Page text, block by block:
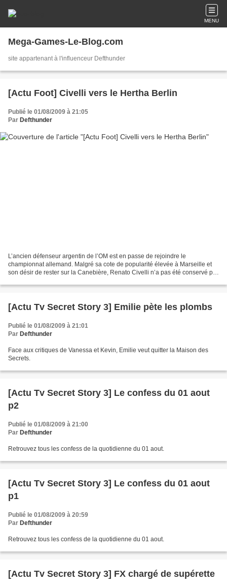
MENU
Mega-Games-Le-Blog.com
site appartenant à l'influenceur Defthunder
[Actu Foot] Civelli vers le Hertha Berlin
Publié le 01/08/2009 à 21:05
Par Defthunder
L’ancien défenseur argentin de l’OM est en passe de rejoindre le
championnat allemand. Malgré sa cote de popularité élevée à Marseille et
son désir de rester sur la Canebière, Renato Civelli n’a pas été conservé par
[Actu Tv Secret Story 3] Emilie pète les plombs
Publié le 01/08/2009 à 21:01
Par Defthunder
Face aux critiques de Vanessa et Kevin, Emilie veut quitter la Maison des
Secrets.
[Actu Tv Secret Story 3] Le confess du 01 aout
p2
Publié le 01/08/2009 à 21:00
Par Defthunder
Retrouvez tous les confess de la quotidienne du 01 aout.
[Actu Tv Secret Story 3] Le confess du 01 aout
p1
Publié le 01/08/2009 à 20:59
Par Defthunder
Retrouvez tous les confess de la quotidienne du 01 aout.
[Actu Tv Secret Story 3] FX chargé de supérette